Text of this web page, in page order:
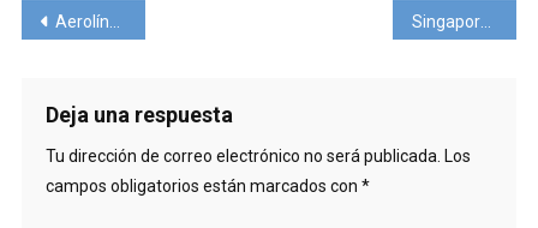
Navegación
entradas
Aerolíneas Argentinas es la única aerolínea operando en el país. Singapore Airlines retoma su vuelo a Nueva York
Deja una respuesta
Tu dirección de correo electrónico no será publicada. Los
campos obligatorios están marcados con *